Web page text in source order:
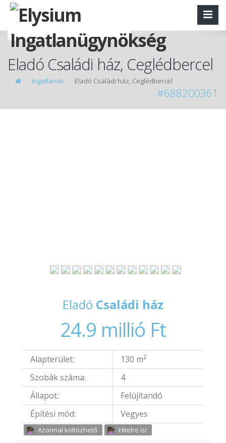
Eladó Családi ház, Ceglédbercel
Ingatlanok Eladó Családi ház, Ceglédbercel
#688200361
Eladó Családi ház
24.9 millió Ft
Alapterület: 130 m2
Szobák száma:
4
Állapot:
Felújítandó
Építési mód:
Vegyes
Azonnal költözhető Hitelre is!